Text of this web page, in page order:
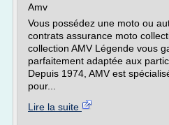
Amv
Vous possédez une moto ou
contrats assurance moto
collection AMV Légende vous
parfaitement adaptée aux
Depuis 1974, AMV est
pour...
Lire la suite